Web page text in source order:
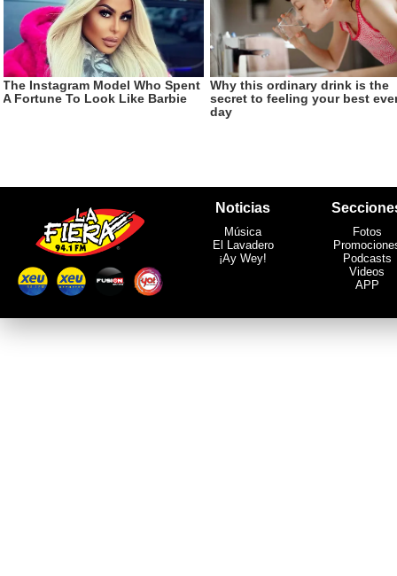
Noticias
Música
El Lavadero
¡Ay Wey!
Fotos
Podcasts
Videos
APP